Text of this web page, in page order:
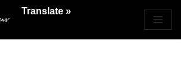
Translate »